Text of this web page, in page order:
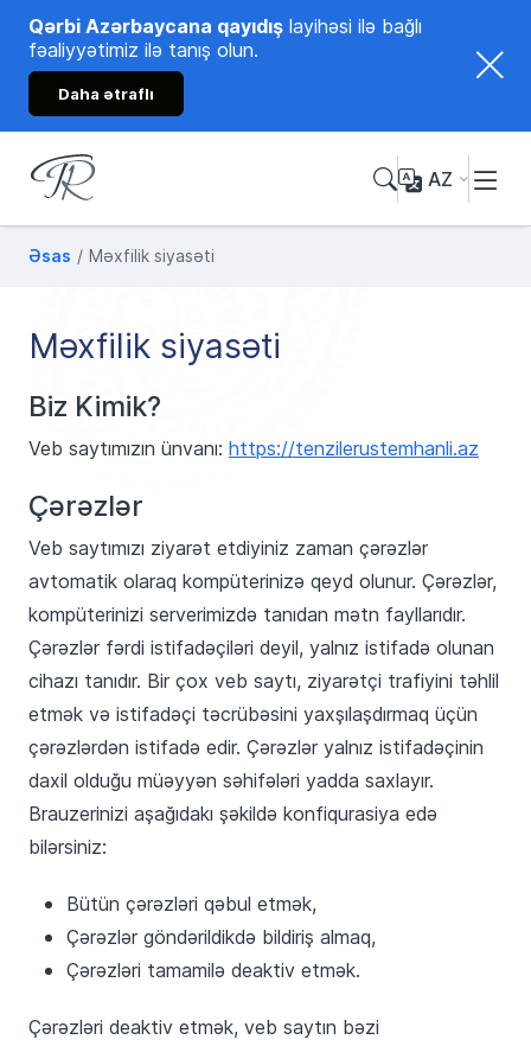
Qərbi Azərbaycana qayıdış layihəsi ilə bağlı
fəaliyyətimiz ilə tanış olun.
Daha ətraflı
Tənzilə Rüstəmxanlı
AZ
Əsas Məxfilik siyasəti
Məxfilik siyasəti
Biz Kimik?
Veb saytımızın ünvanı: https://tenzilerustemhanli.az
Çərəzlər
Veb saytımızı ziyarət etdiyiniz zaman çərəzlər
avtomatik olaraq kompüterinizə qeyd olunur. Çərəzlər,
kompüterinizi serverimizdə tanıdan mətn fayllarıdır.
Çərəzlər fərdi istifadəçiləri deyil, yalnız istifadə olunan
cihazı tanıdır. Bir çox veb saytı, ziyarətçi trafiyini təhlil
etmək və istifadəçi təcrübəsini yaxşılaşdırmaq üçün
çərəzlərdən istifadə edir. Çərəzlər yalnız istifadəçinin
daxil olduğu müəyyən səhifələri yadda saxlayır.
Brauzerinizi aşağıdakı şəkildə konfiqurasiya edə
bilərsiniz:
Bütün çərəzləri qəbul etmək,
Çərəzlər göndərildikdə bildiriş almaq,
Çərəzləri tamamilə deaktiv etmək.
Çərəzləri deaktiv etmək, veb saytın bəzi